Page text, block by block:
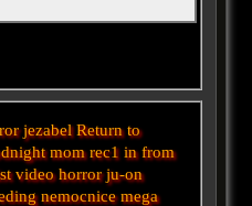
jezabel Return to
mom rec1 in from
video horror ju-on
nemocnice mega